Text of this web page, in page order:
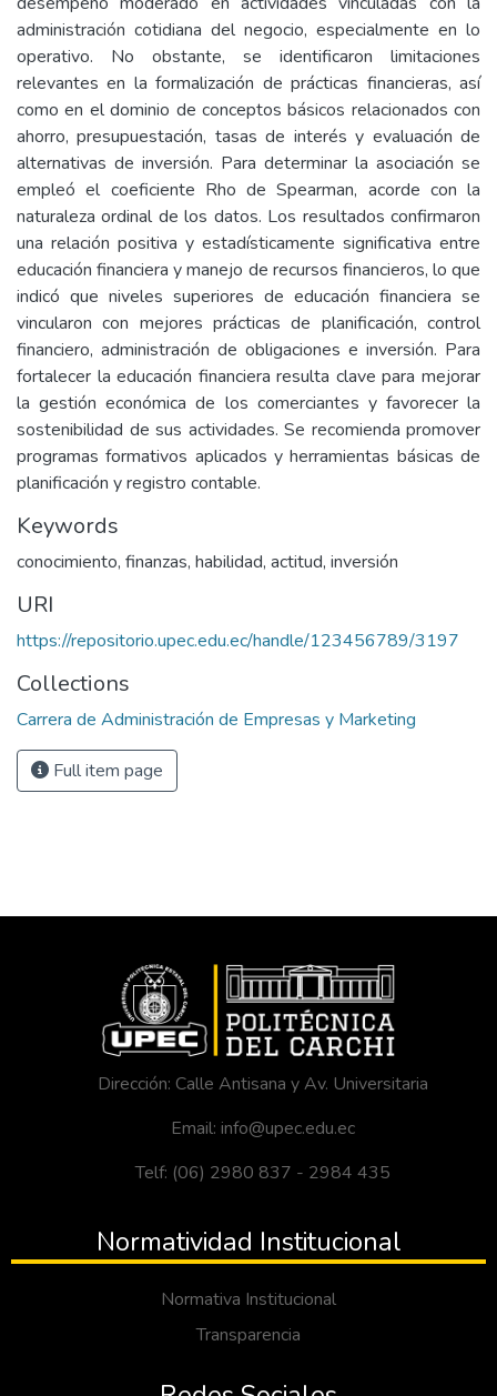
administración cotidiana del negocio, especialmente en lo
operativo. No obstante, se identificaron limitaciones
relevantes en la formalización de prácticas financieras, así
como en el dominio de conceptos básicos relacionados con
ahorro, presupuestación, tasas de interés y evaluación de
alternativas de inversión. Para determinar la asociación se
empleó el coeficiente Rho de Spearman, acorde con la
naturaleza ordinal de los datos. Los resultados confirmaron
una relación positiva y estadísticamente significativa entre
educación financiera y manejo de recursos financieros, lo que
indicó que niveles superiores de educación financiera se
vincularon con mejores prácticas de planificación, control
financiero, administración de obligaciones e inversión. Para
fortalecer la educación financiera resulta clave para mejorar
la gestión económica de los comerciantes y favorecer la
sostenibilidad de sus actividades. Se recomienda promover
programas formativos aplicados y herramientas básicas de
planificación y registro contable.
Keywords
conocimiento, finanzas, habilidad, actitud, inversión
URI
https://repositorio.upec.edu.ec/handle/123456789/3197
Collections
Carrera de Administración de Empresas y Marketing
Full item page
Dirección: Calle Antisana y Av. Universitaria
Email: info@upec.edu.ec
Telf: (06) 2980 837 - 2984 435
Normatividad Institucional
Normativa Institucional
Transparencia